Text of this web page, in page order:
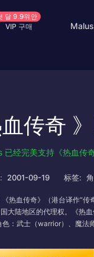
VIP 구매
달 9.9위안
EDU Special
血传奇
已经完美支持《热血传
2001-09-19 标签:
《热血传奇》（港台译作“
大陆地区的代理权。《热
：武士（warrior）、魔法
的物理攻击能力，但同时